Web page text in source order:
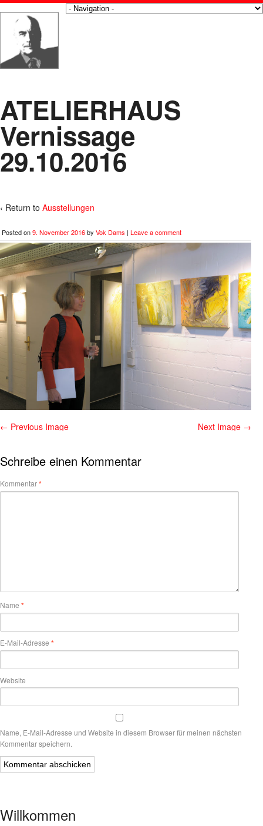
ATELIERHAUS
Vernissage
29.10.2016
‹ Return to Ausstellungen
Posted on9. November 2016by Vok Dams | Leave a comment
← Previous Image Next Image →
Schreibe einen Kommentar
Kommentar*
Name *
E-Mail-Adresse *
Website
Name, E-Mail-Adresse und Website in diesem Browser für meinen nächsten
Kommentar speichern.
Willkommen